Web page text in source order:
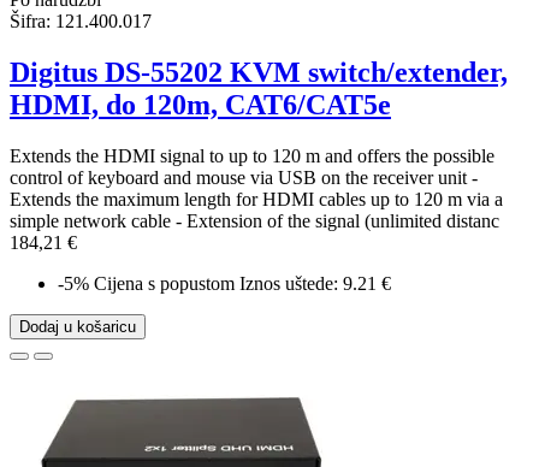
Šifra: 121.400.017
Digitus DS-55202 KVM switch/extender,
HDMI, do 120m, CAT6/CAT5e
Extends the HDMI signal to up to 120 m and offers the possible
control of keyboard and mouse via USB on the receiver unit -
Extends the maximum length for HDMI cables up to 120 m via a
simple network cable - Extension of the signal (unlimited distanc
184,21 €
-5% Cijena s popustom Iznos uštede: 9.21 €
Dodaj u košaricu